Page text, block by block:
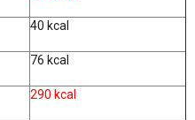
40 kcal
76 kcal
290 kcal